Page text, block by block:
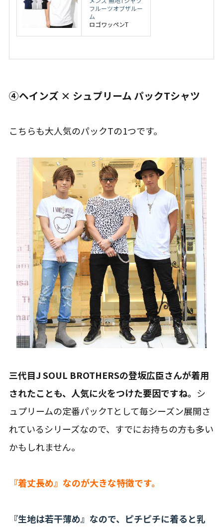
フルーツオブザルー
ム
ロゴワッペンT
④ヘインズ × シュプリーム パックTシャツ
こちらも大人気のパックTの1つです。
三代目J SOUL BROTHERSの登坂広臣さんが着用
されたことも、人気に火をつけた要因ですね。 シ
ュプリームの定番パックTとして毎シーズン展開さ
れているシリーズなので、すでにお持ちの方も多い
かもしれません。
『着丈長め』なのが大きな特徴です。
『生地は若干薄め』なので、ピチピチに着ると乳